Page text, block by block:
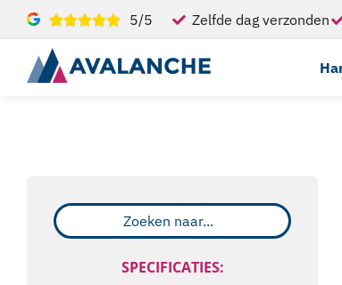
5/5 Zelfde dag verzonden
SPECIFICATIES: